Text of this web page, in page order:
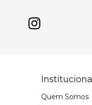
Institucional
Quem Somos